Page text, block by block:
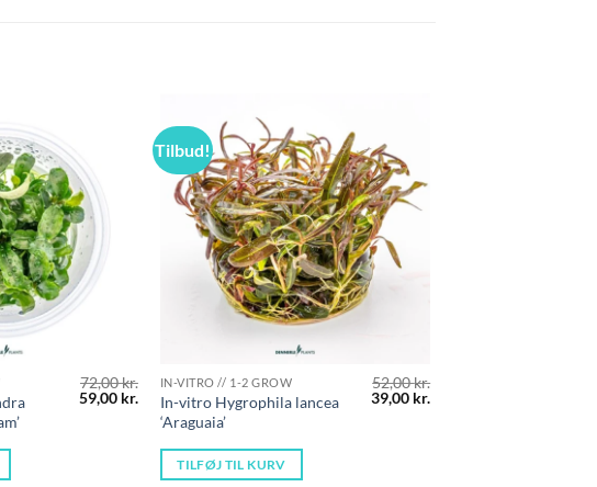
72,00kr.
Den
oprindelige
59,00 kr. Den
aktuelle
pris
59,00 kr..
Tilbud!
IN-VITRO // 1-2 GROW
In-vitro Hygrophila lancea
‘Araguaia’
52,00kr.
Den
oprindelige
39,00 kr.
TILFØJ TIL KURV